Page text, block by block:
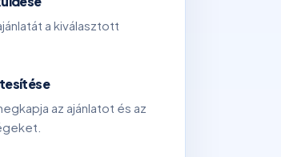
a kiválasztott
az ajánlatot és az